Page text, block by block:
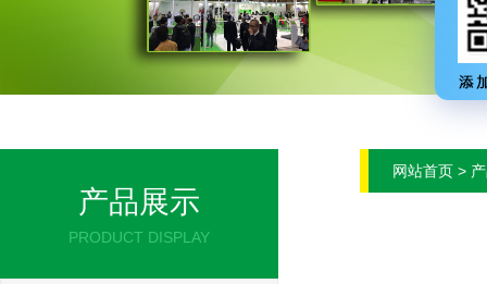
产品展示
PRODUCT DISPLAY
网站首页 >